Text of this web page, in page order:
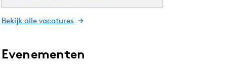
Bekijk alle vacatures
Evenementen